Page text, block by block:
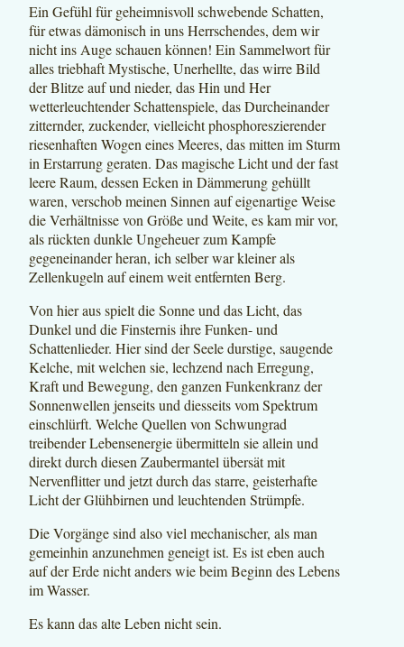
Ein Gefühl für geheimnisvoll schwebende Schatten,
für etwas dämonisch in uns Herrschendes, dem wir
nicht ins Auge schauen können! Ein Sammelwort für
alles triebhaft Mystische, Unerhellte, das wirre Bild
der Blitze auf und nieder, das Hin und Her
wetterleuchtender Schattenspiele, das Durcheinander
zitternder, zuckender, vielleicht phosphoreszierender
riesenhaften Wogen eines Meeres, das mitten im Sturm
in Erstarrung geraten. Das magische Licht und der fast
leere Raum, dessen Ecken in Dämmerung gehüllt
waren, verschob meinen Sinnen auf eigenartige Weise
die Verhältnisse von Größe und Weite, es kam mir vor,
als rückten dunkle Ungeheuer zum Kampfe
gegeneinander heran, ich selber war kleiner als
Zellenkugeln auf einem weit entfernten Berg.
Von hier aus spielt die Sonne und das Licht, das
Dunkel und die Finsternis ihre Funken- und
Schattenlieder. Hier sind der Seele durstige, saugende
Kelche, mit welchen sie, lechzend nach Erregung,
Kraft und Bewegung, den ganzen Funkenkranz der
Sonnenwellen jenseits und diesseits vom Spektrum
einschlürft. Welche Quellen von Schwungrad
treibender Lebensenergie übermitteln sie allein und
direkt durch diesen Zaubermantel übersät mit
Nervenflitter und jetzt durch das starre, geisterhafte
Licht der Glühbirnen und leuchtenden Strümpfe.
Die Vorgänge sind also viel mechanischer, als man
gemeinhin anzunehmen geneigt ist. Es ist eben auch
auf der Erde nicht anders wie beim Beginn des Lebens
im Wasser.
Es kann das alte Leben nicht sein.